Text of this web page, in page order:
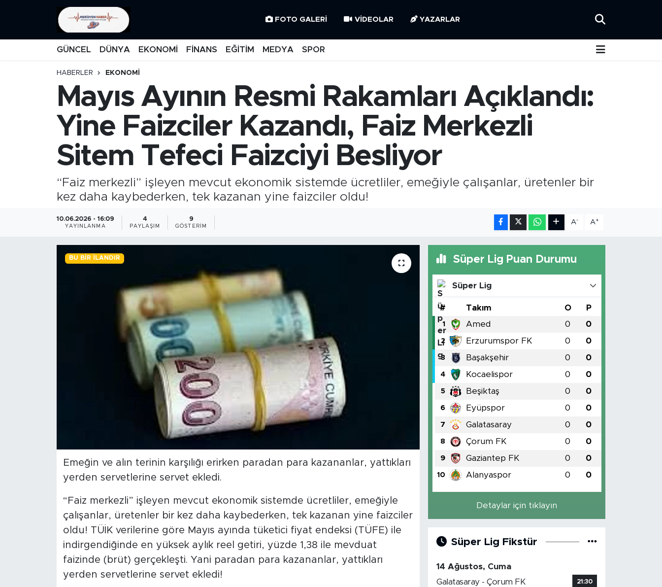
FOTO GALERI VIDEOLAR YAZARLAR
GÜNCEL DÜNYA EKONOMİ FİNANS EĞİTİM MEDYA SPOR
HABERLER EKONOMİ
Mayıs Ayının Resmi Rakamları Açıklandı:
Yine Faizciler Kazandı, Faiz Merkezli
Sitem Tefeci Faizciyi Besliyor
“Faiz merkezli” işleyen mevcut ekonomik sistemde ücretliler, emeğiyle çalışanlar, üretenler bir
kez daha kaybederken, tek kazanan yine faizciler oldu!
10.06.2026 - 16:09
YAYINLANMA
4
PAYLAŞIM
9
GÖSTERIM
A- A+
BU BIR İLANDIR
Emeğin ve alın terinin karşılığı erirken paradan para kazananlar, yattıkları
yerden servetlerine servet ekledi.
“Faiz merkezli” işleyen mevcut ekonomik sistemde ücretliler, emeğiyle
çalışanlar, üretenler bir kez daha kaybederken, tek kazanan yine faizciler
oldu! TÜİK verilerine göre Mayıs ayında tüketici fiyat endeksi (TÜFE) ile
indirgendiğinde en yüksek aylık reel getiri, yüzde 1,38 ile mevduat
faizinde (brüt) gerçekleşti. Yani paradan para kazananlar, yattıkları
yerden servetlerine servet ekledi!
Süper Lig Puan Durumu
Süper Lig
# Takım O P
1 Amed 0 0
2 Erzurumspor FK 0 0
3 Başakşehir 0 0
4 Kocaelispor 0 0
5 Beşiktaş 0 0
6 Eyüpspor 0 0
7 Galatasaray 0 0
8 Çorum FK 0 0
9 Gaziantep FK 0 0
10 Alanyaspor 0 0
Detaylar için tıklayın
Süper Lig Fikstür
14 Ağustos, Cuma
Galatasaray - Çorum FK
21:30
MANŞET
DÜNYA
GÜNCEL
RÖPÖRTAJ
TARİHTEN GÜNÜMÜZE
İstanbul Namaz Vakitleri
Trafik Durumu
Süper Lig Puan Durumu ve Fikstür
Tüm Manşetler
Son Dakika Haberleri